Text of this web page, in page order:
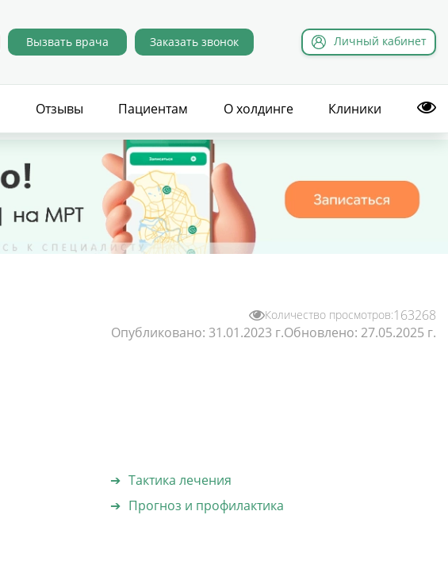
Вызвать врача Заказать звонок Личный кабинет
Отзывы Пациентам О холдинге Клиники
Количество просмотров:163268
Опубликовано: 31.01.2023 г.Обновлено: 27.05.2025 г.
Тактика лечения
Прогноз и профилактика